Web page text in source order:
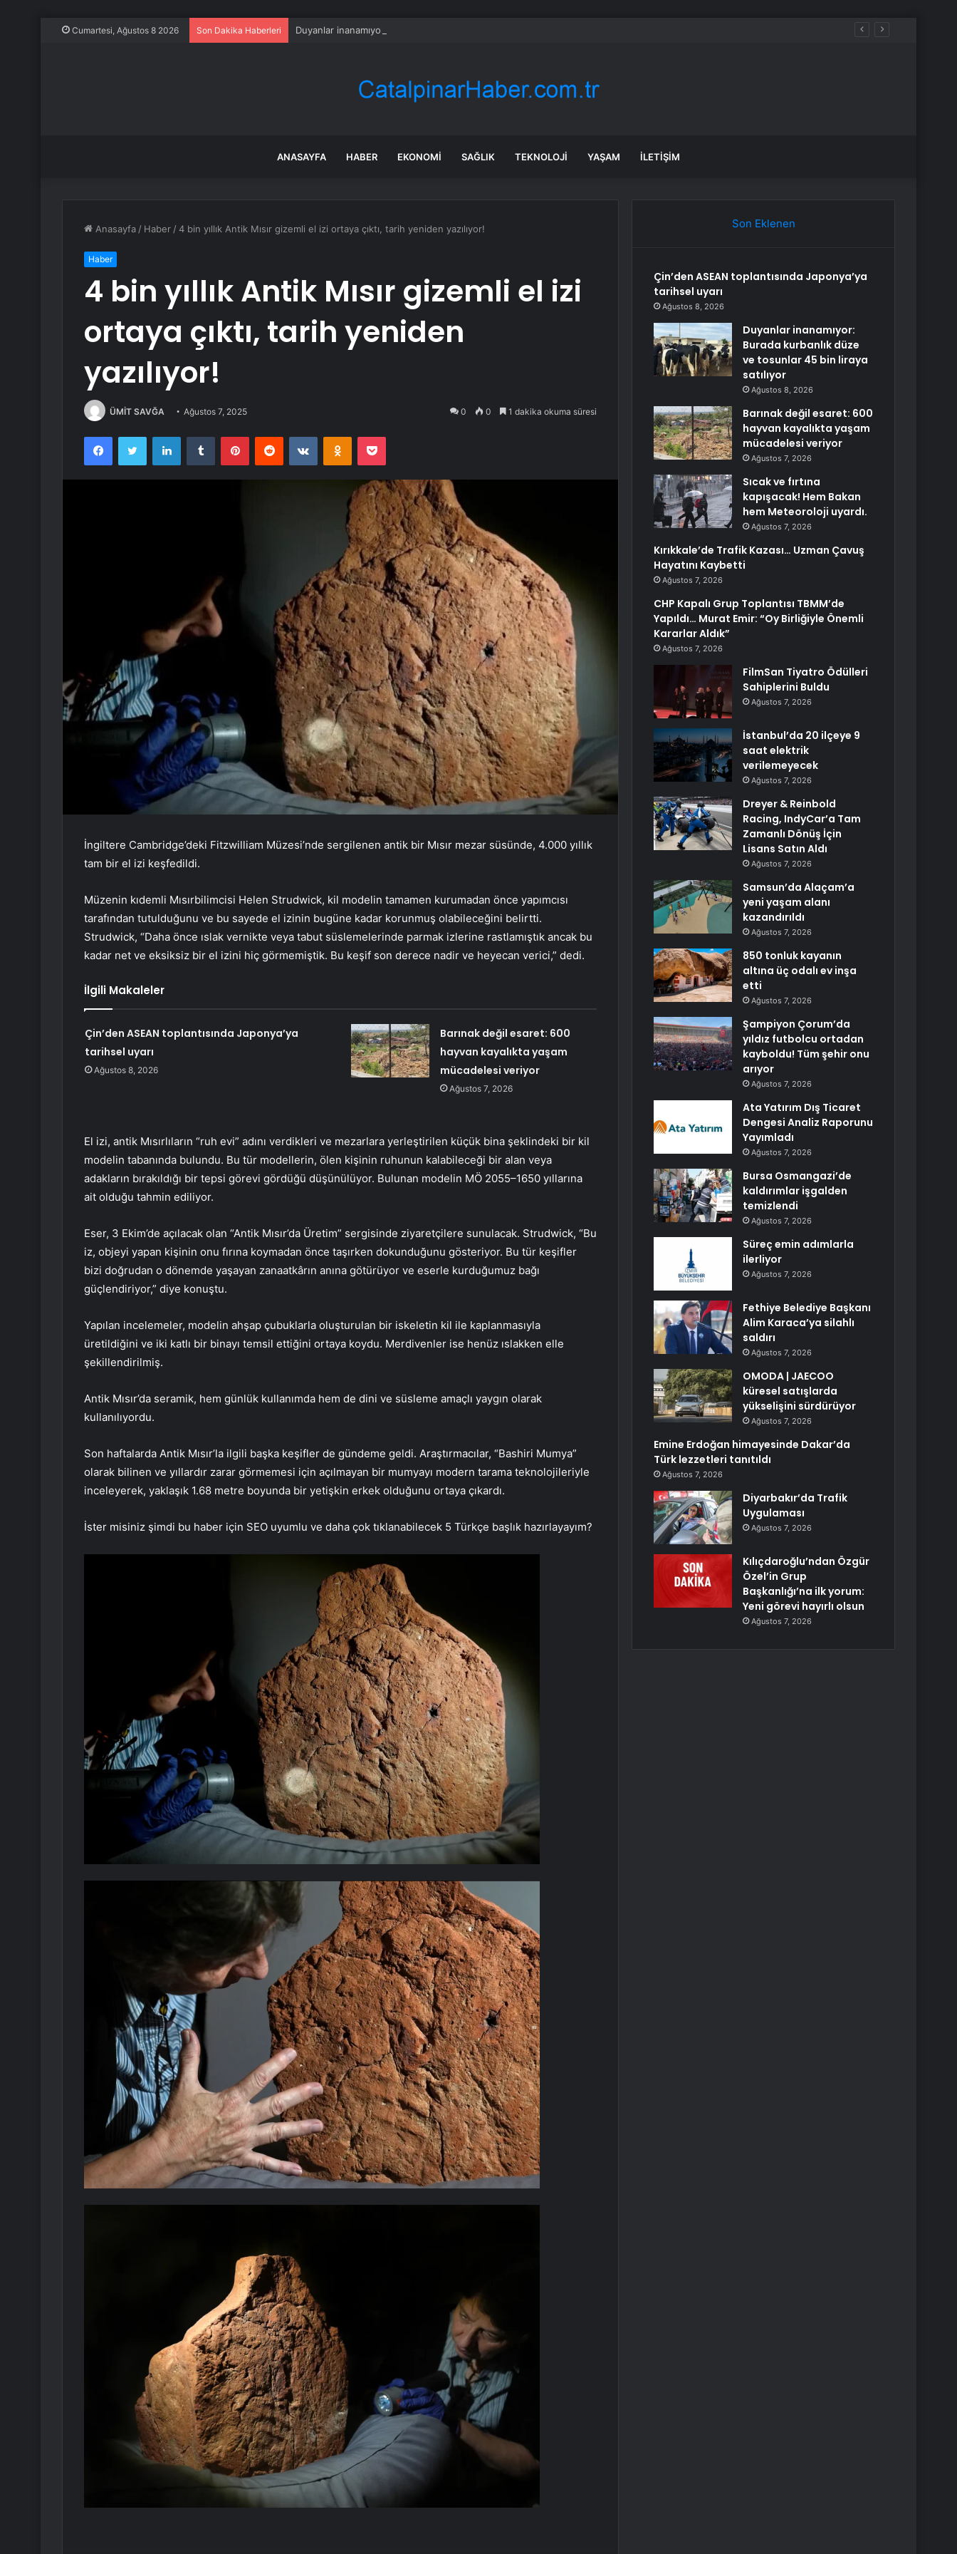
Cumartesi, Ağustos 8 2026 Son Dakika Haberleri Duyanlar inanamıyor: Burada kurbanlık düze ve tosunlar 45 bin liraya satılıyor
ANASAYFA HABER EKONOMI SAĞLIK TEKNOLOJI YAŞAM İLETIŞIM
Anasayfa / Haber /4 bin yıllık Antik Mısır gizemli el izi ortaya çıktı, tarih yeniden yazılıyor!
Haber
4 bin yıllık Antik Mısır gizemli el izi
ortaya çıktı, tarih yeniden
yazılıyor!
ÜMİT SAVĞA Ağustos 7, 2025 0 0 1 dakika okuma süresi
FacebookTwitter LinkedInTumblr PinterestReddit VKontakteOdnoklassniki
Pocket
İngiltere Cambridge’deki Fitzwilliam Müzesi’nde sergilenen antik bir Mısır mezar süsünde, 4.000 yıllık
tam bir el izi keşfedildi.
Müzenin kıdemli Mısırbilimcisi Helen Strudwick, kil modelin tamamen kurumadan önce yapımcısı
tarafından tutulduğunu ve bu sayede el izinin bugüne kadar korunmuş olabileceğini belirtti.
Strudwick, “Daha önce ıslak vernikte veya tabut süslemelerinde parmak izlerine rastlamıştık ancak bu
kadar net ve eksiksiz bir el izini hiç görmemiştik. Bu keşif son derece nadir ve heyecan verici,” dedi.
İlgili Makaleler
Çin’den ASEAN toplantısında Japonya’ya
tarihsel uyarı
Ağustos 8, 2026
Barınak değil esaret: 600
hayvan kayalıkta yaşam
mücadelesi veriyor
Ağustos 7, 2026
El izi, antik Mısırlıların “ruh evi” adını verdikleri ve mezarlara yerleştirilen küçük bina şeklindeki bir kil
modelin tabanında bulundu. Bu tür modellerin, ölen kişinin ruhunun kalabileceği bir alan veya
adakların bırakıldığı bir tepsi görevi gördüğü düşünülüyor. Bulunan modelin MÖ 2055–1650 yıllarına
ait olduğu tahmin ediliyor.
Eser, 3 Ekim’de açılacak olan “Antik Mısır’da Üretim” sergisinde ziyaretçilere sunulacak. Strudwick, “Bu
iz, objeyi yapan kişinin onu fırına koymadan önce taşırken dokunduğunu gösteriyor. Bu tür keşifler
bizi doğrudan o dönemde yaşayan zanaatkârın anına götürüyor ve eserle kurduğumuz bağı
güçlendiriyor,” diye konuştu.
Yapılan incelemeler, modelin ahşap çubuklarla oluşturulan bir iskeletin kil ile kaplanmasıyla
üretildiğini ve iki katlı bir binayı temsil ettiğini ortaya koydu. Merdivenler ise henüz ıslakken elle
şekillendirilmiş.
Antik Mısır’da seramik, hem günlük kullanımda hem de dini ve süsleme amaçlı yaygın olarak
kullanılıyordu.
Son haftalarda Antik Mısır’la ilgili başka keşifler de gündeme geldi. Araştırmacılar, “Bashiri Mumya”
olarak bilinen ve yıllardır zarar görmemesi için açılmayan bir mumyayı modern tarama teknolojileriyle
inceleyerek, yaklaşık 1.68 metre boyunda bir yetişkin erkek olduğunu ortaya çıkardı.
İster misiniz şimdi bu haber için SEO uyumlu ve daha çok tıklanabilecek 5 Türkçe başlık hazırlayayım?
Son Eklenen
Çin’den ASEAN toplantısında Japonya’ya
tarihsel uyarı
Ağustos 8, 2026
Duyanlar inanamıyor:
Burada kurbanlık düze
ve tosunlar 45 bin liraya
satılıyor
Ağustos 8, 2026
Barınak değil esaret: 600
hayvan kayalıkta yaşam
mücadelesi veriyor
Ağustos 7, 2026
Sıcak ve fırtına
kapışacak! Hem Bakan
hem Meteoroloji uyardı.
Ağustos 7, 2026
Kırıkkale’de Trafik Kazası… Uzman Çavuş
Hayatını Kaybetti
Ağustos 7, 2026
CHP Kapalı Grup Toplantısı TBMM’de
Yapıldı… Murat Emir: “Oy Birliğiyle Önemli
Kararlar Aldık”
Ağustos 7, 2026
FilmSan Tiyatro Ödülleri
Sahiplerini Buldu
Ağustos 7, 2026
İstanbul’da 20 ilçeye 9
saat elektrik
verilemeyecek
Ağustos 7, 2026
Dreyer & Reinbold
Racing, IndyCar’a Tam
Zamanlı Dönüş İçin
Lisans Satın Aldı
Ağustos 7, 2026
Samsun’da Alaçam’a
yeni yaşam alanı
kazandırıldı
Ağustos 7, 2026
850 tonluk kayanın
altına üç odalı ev inşa
etti
Ağustos 7, 2026
Şampiyon Çorum’da
yıldız futbolcu ortadan
kayboldu! Tüm şehir onu
arıyor
Ağustos 7, 2026
Ata Yatırım Dış Ticaret
Dengesi Analiz Raporunu
Yayımladı
Ağustos 7, 2026
Bursa Osmangazi’de
kaldırımlar işgalden
temizlendi
Ağustos 7, 2026
Süreç emin adımlarla
ilerliyor
Ağustos 7, 2026
Fethiye Belediye Başkanı
Alim Karaca’ya silahlı
saldırı
Ağustos 7, 2026
OMODA | JAECOO
küresel satışlarda
yükselişini sürdürüyor
Ağustos 7, 2026
Emine Erdoğan himayesinde Dakar’da
Türk lezzetleri tanıtıldı
Ağustos 7, 2026
Diyarbakır’da Trafik
Uygulaması
Ağustos 7, 2026
Kılıçdaroğlu’ndan Özgür
Özel’in Grup
Başkanlığı’na ilk yorum:
Yeni görevi hayırlı olsun
Ağustos 7, 2026